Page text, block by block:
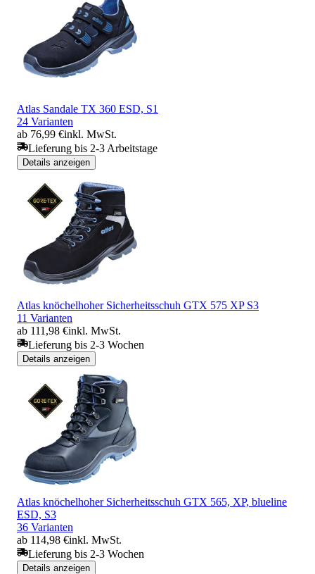
Atlas Sandale TX 360 ESD, S1
24 Varianten
ab 76,99 €inkl. MwSt.
Lieferung bis 2-3 Arbeitstage
Details anzeigen
Atlas knöchelhoher Sicherheitsschuh GTX 575 XP S3
11 Varianten
ab 111,98 €inkl. MwSt.
Lieferung bis 2-3 Wochen
Details anzeigen
Atlas knöchelhoher Sicherheitsschuh GTX 565, XP, blueline
ESD, S3
36 Varianten
ab 114,98 €inkl. MwSt.
Lieferung bis 2-3 Wochen
Details anzeigen